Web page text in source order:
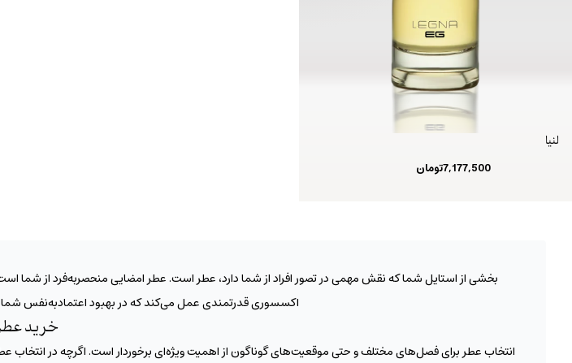
لنیا
7,177,500تومان
بخشی از استایل شما که نقش مهمی در تصور افراد از شما دارد، عطر است. عطر امضایی منحصربه‌فرد از شما
اکسسوری قدرتمندی عمل می‌کند که در بهبود اعتماد‌به‌نفس
خرید
انتخاب عطر برای فصل‌های مختلف و حتی موقعیت‌های گوناگون از اهمیت ویژه‌ای برخوردار است. اگرچه در انتخاب